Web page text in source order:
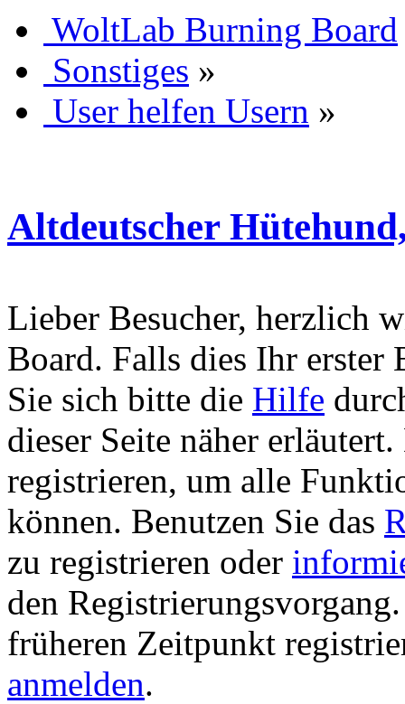
WoltLab Burning Board
Sonstiges »
User helfen Usern »
Altdeutscher
Lieber Besucher, herzlich
Board. Falls dies Ihr erster
Sie sich bitte die Hilfe
dieser Seite näher
registrieren, um alle
können. Benutzen Sie das
zu registrieren oder
den
früheren Zeitpunkt
anmelden.